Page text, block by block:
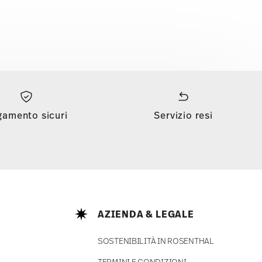
sicuri Servizio resi
AZIENDA & LEGALE
SOSTENIBILITÀ IN ROSENTHAL